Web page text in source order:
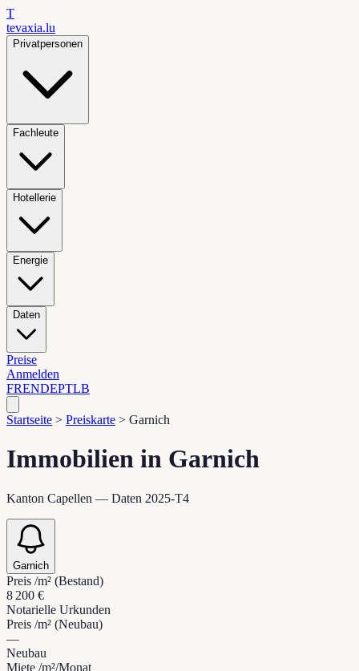
T
tevaxia.lu
Privatpersonen
Fachleute
Hotellerie
Energie
Daten
Preise
Anmelden
FRENDEPTLB
Startseite > Preiskarte > Garnich
Immobilien in Garnich
Kanton Capellen — Daten 2025-T4
Garnich
Preis /m² (Bestand)
8 200 €
Notarielle Urkunden
Preis /m² (Neubau)
—
Neubau
Miete /m²/Monat